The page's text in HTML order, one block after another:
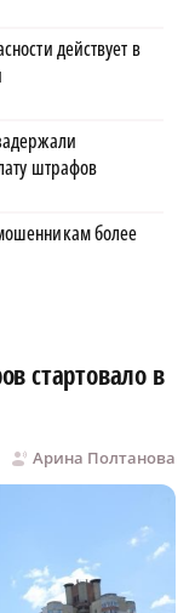
действует в
штрафов
более
стартовало в
Арина Полтанова